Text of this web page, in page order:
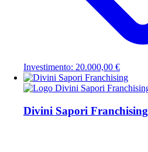
Investimento: 20.000,00 €
Divini Sapori Franchising